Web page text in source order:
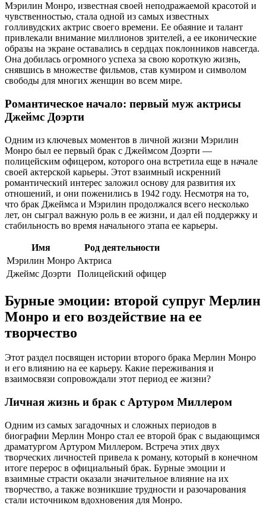
Мэрилин Монро, известная своей неподражаемой красотой и
чувственностью, стала одной из самых известных
голливудских актрис своего времени. Ее обаяние и талант
привлекали внимание миллионов зрителей, а ее иконические
образы на экране оставались в сердцах поклонников навсегда.
Она добилась огромного успеха за свою короткую жизнь,
снявшись в множестве фильмов, став кумиром и символом
свободы для многих женщин во всем мире.
Романтическое начало: первый муж актрисы
Джеймс Доэрти
Одним из ключевых моментов в личной жизни Мэрилин
Монро был ее первый брак с Джеймсом Доэрти —
полицейским офицером, которого она встретила еще в начале
своей актерской карьеры. Этот взаимный искренний
романтический интерес заложил основу для развития их
отношений, и они поженились в 1942 году. Несмотря на то,
что брак Джеймса и Мэрилин продолжался всего несколько
лет, он сыграл важную роль в ее жизни, и дал ей поддержку и
стабильность во время начального этапа ее карьеры.
Имя
Род деятельности
Мэрилин Монро Актриса
Джеймс Доэрти
Полицейский офицер
Бурные эмоции: второй супруг Мерлин
Монро и его воздействие на ее
творчество
Этот раздел посвящен истории второго брака Мерлин Монро
и его влиянию на ее карьеру. Какие переживания и
взаимосвязи сопровождали этот период ее жизни?
Личная жизнь и брак с Артуром Миллером
Одним из самых загадочных и сложных периодов в
биографии Мерлин Монро стал ее второй брак с выдающимся
драматургом Артуром Миллером. Встреча этих двух
творческих личностей привела к роману, который в конечном
итоге перерос в официальный брак. Бурные эмоции и
взаимные страсти оказали значительное влияние на их
творчество, а также возникшие трудности и разочарования
стали источником вдохновения для Монро.